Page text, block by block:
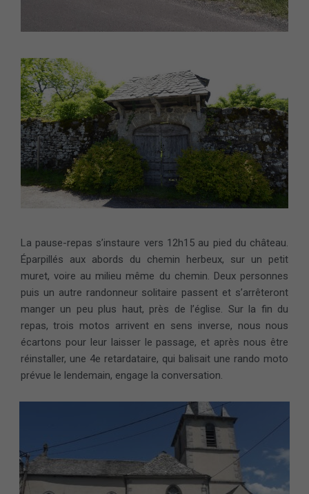
La pause-repas s’instaure vers 12h15 au pied du château.
Éparpillés aux abords du chemin herbeux, sur un petit
muret, voire au milieu même du chemin. Deux personnes
puis un autre randonneur solitaire passent et s’arrêteront
manger un peu plus haut, près de l’église. Sur la fin du
repas, trois motos arrivent en sens inverse, nous nous
écartons pour leur laisser le passage, et après nous être
réinstaller, une 4e retardataire, qui balisait une rando moto
prévue le lendemain, engage la conversation.